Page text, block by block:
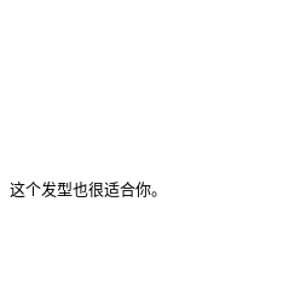
个发型也很适合你。